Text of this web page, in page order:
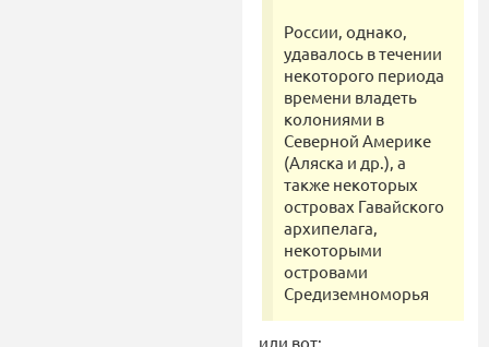
России, однако,
удавалось в течении
некоторого периода
времени владеть
колониями в
Северной Америке
(Аляска и др.), а
также некоторых
островах Гавайского
архипелага,
некоторыми
островами
Средиземноморья
или вот: